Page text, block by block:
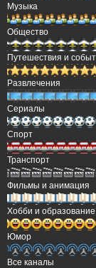
Музыка
Общество
Путешествия и
Развлечения
Сериалы
Спорт
Транспорт
Фильмы и анимация
Хобби и образование
Юмор
Все каналы